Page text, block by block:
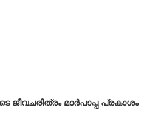
ജീവചരിത്രം മാര്‍പാപ്പ പ്രകാശം